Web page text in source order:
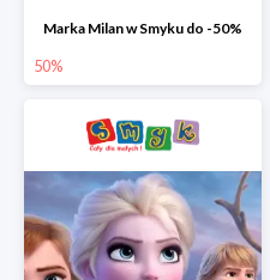
Marka Milan w Smyku do -50%
50%